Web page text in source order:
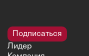
Подписаться
Лидер